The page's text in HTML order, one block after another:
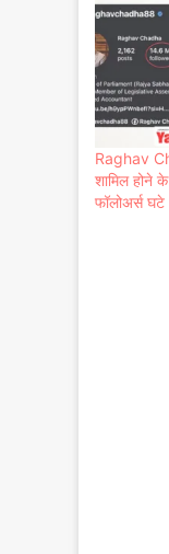
Raghav
शामिल होने
फॉलोअर्स घटे